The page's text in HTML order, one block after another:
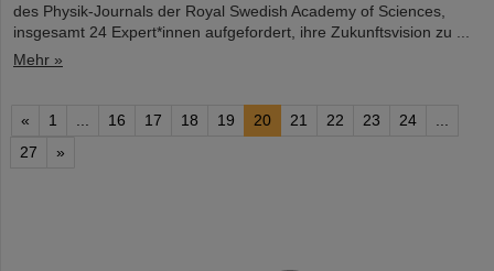
des Physik-Journals der Royal Swedish Academy of Sciences,
insgesamt 24 Expert*innen aufgefordert, ihre Zukunftsvision zu ...
Mehr »
« 1 16 17 18 19 20 21 22 23 24
27
»